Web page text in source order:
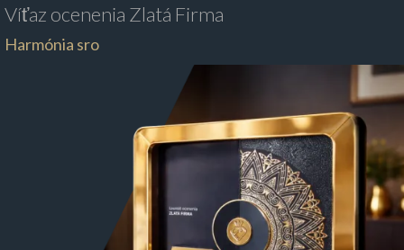
Víťaz ocenenia Zlatá Firma
Harmónia sro